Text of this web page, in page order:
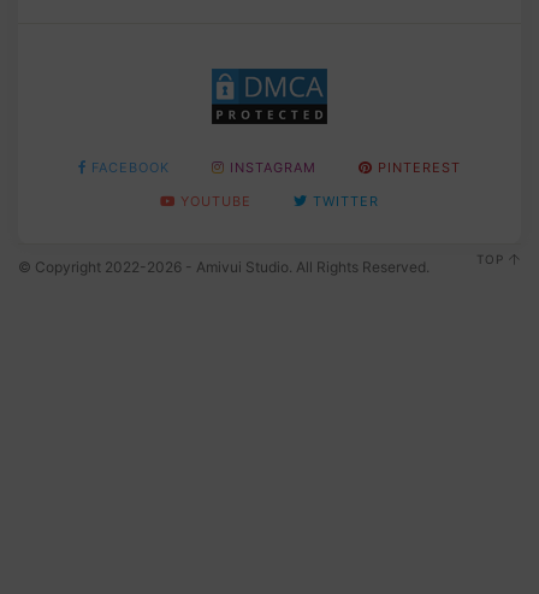
FACEBOOK INSTAGRAM
PINTEREST
YOUTUBE
TWITTER
© Copyright 2022-2026 - Amivui Studio. All Rights Reserved. TOP